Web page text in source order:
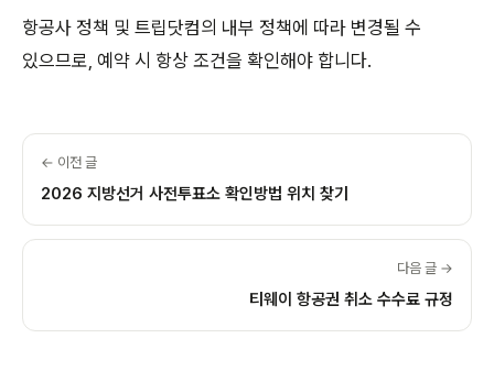
항공사 정책 및 트립닷컴의 내부 정책에 따라 변경될 수
있으므로, 예약 시 항상 조건을 확인해야 합니다.
← 이전 글
2026 지방선거 사전투표소 확인방법 위치 찾기
다음 글 →
티웨이 항공권 취소 수수료 규정